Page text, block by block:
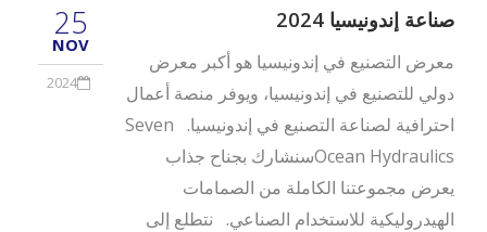
25
NOV
2024
صناعة إندونيسيا 2024
معرض التصنيع في إندونيسيا هو أكبر معرض
دولي للتصنيع في إندونيسيا، ويوفر منصة أعمال
احترافية لصناعة التصنيع في إندونيسيا. Seven
Ocean Hydraulicsسنشارك بجناح جذاب
يعرض مجموعتنا الكاملة من الصمامات
الهيدروليكية للاستخدام الصناعي. نتطلع إلى